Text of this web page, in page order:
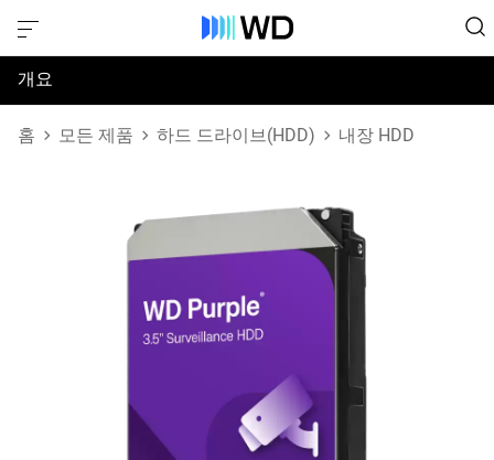
개요
사양
홈 모든 제품 하드 드라이브(HDD) 내장 HDD